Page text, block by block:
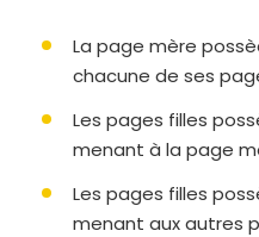
La page mère
chacune de ses
Les pages filles
menant à la page
Les pages filles
menant aux autres